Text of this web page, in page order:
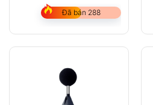
Đã bán 288